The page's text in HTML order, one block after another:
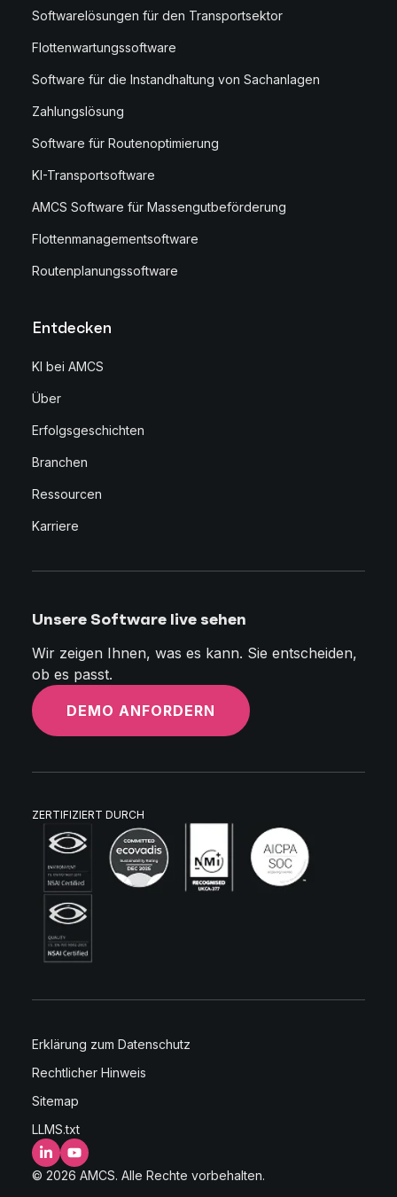
Softwarelösungen für den Transportsektor
Flottenwartungssoftware
Software für die Instandhaltung von Sachanlagen
Zahlungslösung
Software für Routenoptimierung
KI-Transportsoftware
AMCS Software für Massengutbeförderung
Flottenmanagementsoftware
Routenplanungssoftware
Entdecken
KI bei AMCS
Über
Erfolgsgeschichten
Branchen
Ressourcen
Karriere
Unsere Software live sehen
Wir zeigen Ihnen, was es kann. Sie entscheiden,
ob es passt.
DEMO ANFORDERN
ZERTIFIZIERT DURCH
Erklärung zum Datenschutz
Rechtlicher Hinweis
Sitemap
LLMS.txt
LinkedInYouTube
© 2026 AMCS. Alle Rechte vorbehalten.